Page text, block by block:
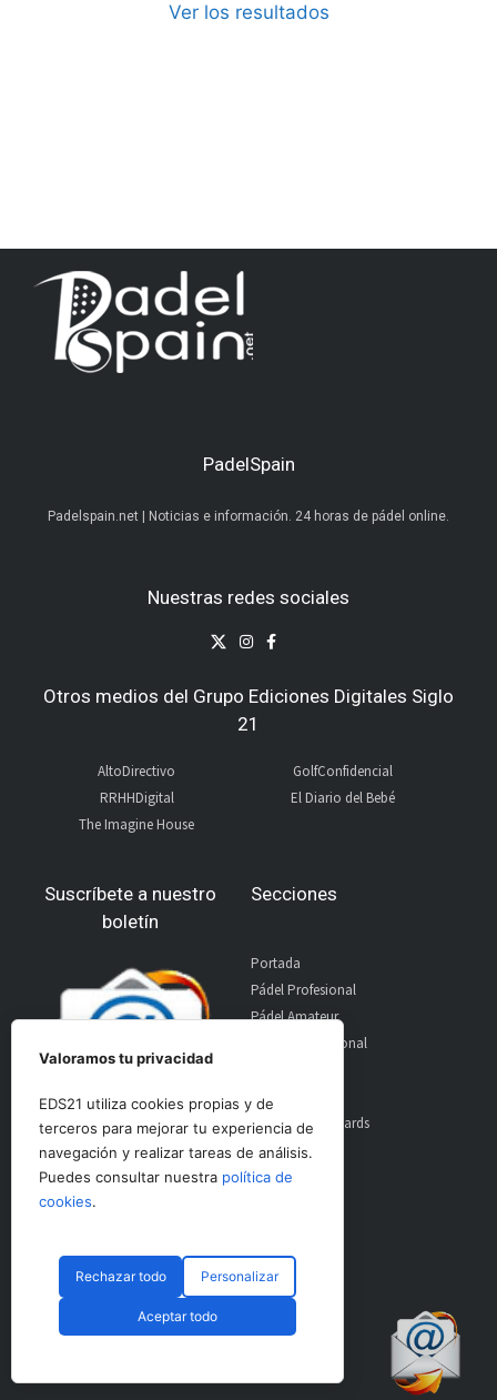
Ver los resultados
PadelSpain
Padelspain.net | Noticias e información. 24 horas de pádel online.
Nuestras redes sociales
Otros medios del Grupo Ediciones Digitales Siglo
21
AltoDirectivo
RRHHDigital
The Imagine House
GolfConfidencial
El Diario del Bebé
Suscríbete a nuestro
boletín
Secciones
Portada
Pádel Profesional
Pádel Amateur
Pádel Internacional
Material
World Padel Awards
Contacto
Publicidad
© CopyRight 2024 PadelSpain
Valoramos tu privacidad
EDS21 utiliza cookies propias y de
terceros para mejorar tu experiencia de
navegación y realizar tareas de análisis.
Puedes consultar nuestra política de
cookies.
Rechazar todo Personalizar
Aceptar todo